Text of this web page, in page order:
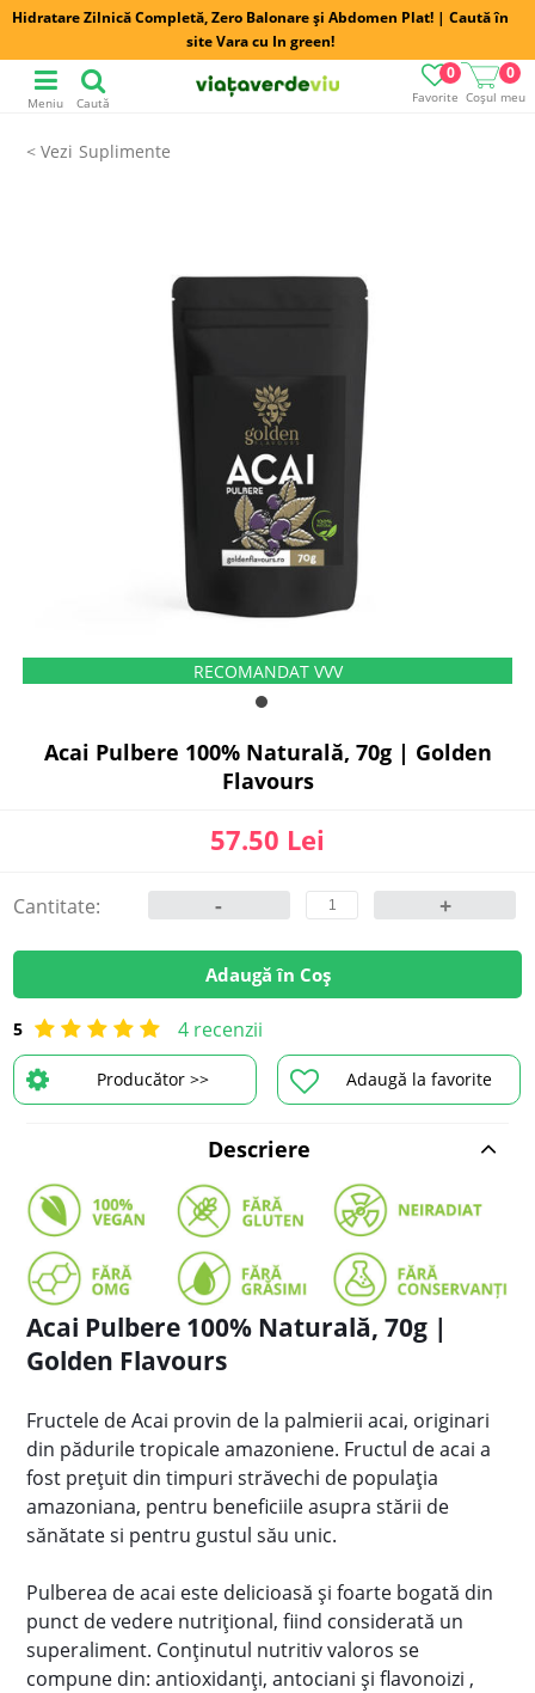
Hidratare Zilnică Completă, Zero Balonare și Abdomen Plat! | Caută în
site Vara cu In green!
Favorite
0
Coșul meu
0
Meniu Caută
Suplimente
5 4 recenzii
Adaugă la favorite
Producător >>
Acai Pulbere 100% Naturală, 70g | Golden
Flavours
57.50 Lei
Cantitate: - +
Adaugă în Coș
Descriere
Acai Pulbere 100% Naturală, 70g |
Golden Flavours
Fructele de Acai provin de la palmierii acai, originari
din pădurile tropicale amazoniene. Fructul de acai a
fost prețuit din timpuri străvechi de populația
amazoniana, pentru beneficiile asupra stării de
sănătate si pentru gustul său unic.
Pulberea de acai este delicioasă și foarte bogată din
punct de vedere nutrițional, fiind considerată un
superaliment. Conținutul nutritiv valoros se
compune din: antioxidanți, antociani și flavonoizi ,